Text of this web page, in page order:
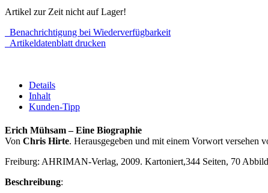
Artikel zur Zeit nicht auf Lager!
Benachrichtigung bei Wiederverfügbarkeit
Artikeldatenblatt drucken
Details
Inhalt
Kunden-Tipp
Erich Mühsam – Eine Biographie
Von Chris Hirte. Herausgegeben und mit einem Vorwort versehen
Freiburg: AHRIMAN-Verlag, 2009. Kartoniert,344 Seiten, 70
Beschreibung: